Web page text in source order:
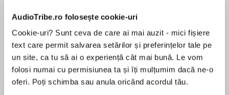
AudioTribe.ro folosește cookie-uri
Cookie-uri? Sunt ceva de care ai mai auzit - mici fișiere
text care permit salvarea setărilor și preferințelor tale pe
un site, ca tu să ai o experiență cât mai bună. Le vom
folosi numai cu permisiunea ta și îți mulțumim dacă ne-o
oferi. Poți schimba sau anula oricând acordul tău.
Despre carte
Într-un ținut îndepărtat — atât în timp, cât și în
spațiu — un rege nefericit poruncește arderea
tuturor cărților. Au mai făcut-o și alți regi din
lumea asta, dar nimeni n-a fost atât de îndârjit